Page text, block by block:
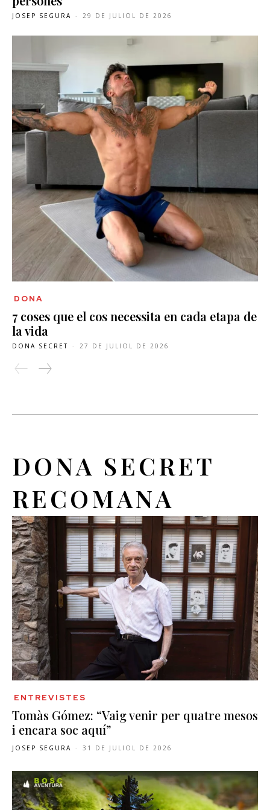
JOSEP SEGURA - 29 DE JULIOL DE 2026
DONA
7 coses que el cos necessita en cada etapa de
la vida
DONA SECRET - 27 DE JULIOL DE 2026
DONA SECRET
RECOMANA
ENTREVISTES
Tomàs Gómez: “Vaig venir per quatre mesos
i encara soc aquí”
JOSEP SEGURA - 31 DE JULIOL DE 2026